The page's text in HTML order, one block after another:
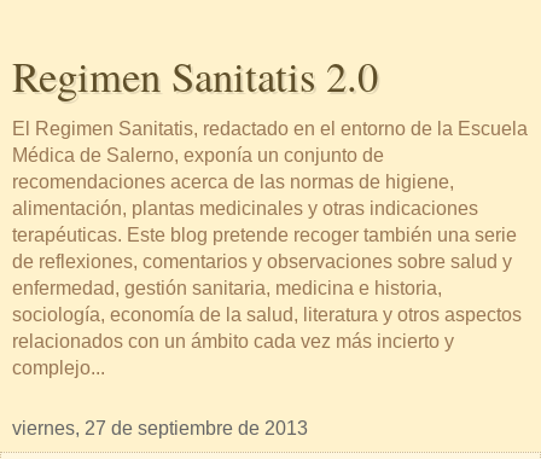
Regimen Sanitatis 2.0
El Regimen Sanitatis, redactado en el entorno de la Escuela
Médica de Salerno, exponía un conjunto de
recomendaciones acerca de las normas de higiene,
alimentación, plantas medicinales y otras indicaciones
terapéuticas. Este blog pretende recoger también una serie
de reflexiones, comentarios y observaciones sobre salud y
enfermedad, gestión sanitaria, medicina e historia,
sociología, economía de la salud, literatura y otros aspectos
relacionados con un ámbito cada vez más incierto y
complejo...
viernes, 27 de septiembre de 2013